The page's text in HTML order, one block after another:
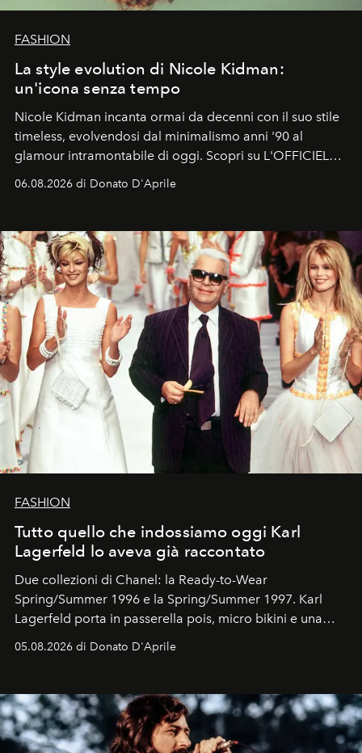
FASHION
La style evolution di Nicole Kidman:
un'icona senza tempo
Nicole Kidman incanta ormai da decenni con il suo stile
timeless, evolvendosi dal minimalismo anni '90 al
glamour intramontabile di oggi. Scopri su L'OFFICIEL
Italia la sua style evolution.
06.08.2026 di Donato D'Aprile
FASHION
Tutto quello che indossiamo oggi Karl
Lagerfeld lo aveva già raccontato
Due collezioni di Chanel: la Ready-to-Wear
Spring/Summer 1996 e la Spring/Summer 1997. Karl
Lagerfeld porta in passerella pois, micro bikini e una
logomania pensata per la spiaggia
Kate, Claudia e Carla una dietro l'altra. Trent'anni dopo,
uno dei documenti più contemporanei che abbiamo.
05.08.2026 di Donato D'Aprile